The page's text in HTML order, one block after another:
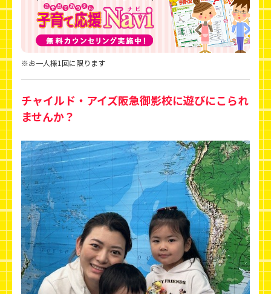
※お一人様1回に限ります
チャイルド・アイズ阪急御影校に遊びにこられ
ませんか？